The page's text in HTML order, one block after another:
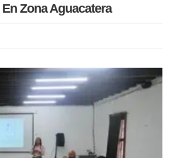
Zona Aguacatera